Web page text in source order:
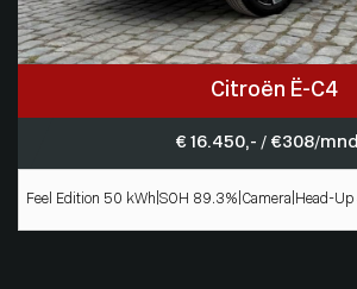
Citroën Ë-C4
€ 16.450,- / € 308/mnd
Feel Edition 50 kWh|SOH 89.3%|Camera|Head-Up